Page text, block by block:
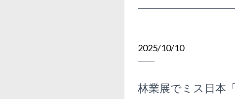
2025/10/10
林業展でミス日本